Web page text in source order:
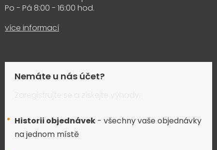
Po - Pá 8:00 - 16:00 hod.
více informací
Nemáte u nás účet?
Historii objednávek - všechny vaše objednávky
na jednom místě